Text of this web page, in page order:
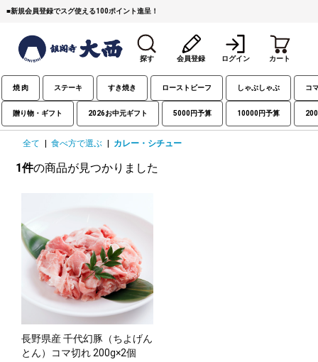
■新規会員登録でスグ使える100ポイント進呈！
探す
しゃぶしゃぶ
焼豚など（豚肉の加工
品）
牛丼など（牛肉の加工
タレ類
サステナブル・和牛
（熟）
会員登録 ログイン カート
焼 肉 ステーキ すき焼き ローストビーフ しゃぶしゃぶ コ
贈り物・ギフト 2026お中元ギフト 5000円予算 10000円予算
全て | 食べ方で選ぶ | カレー・シチュー
1件の商品が見つかりました
長野県産 千代幻豚（ちよげん
とん）コマ切れ 200g×2個